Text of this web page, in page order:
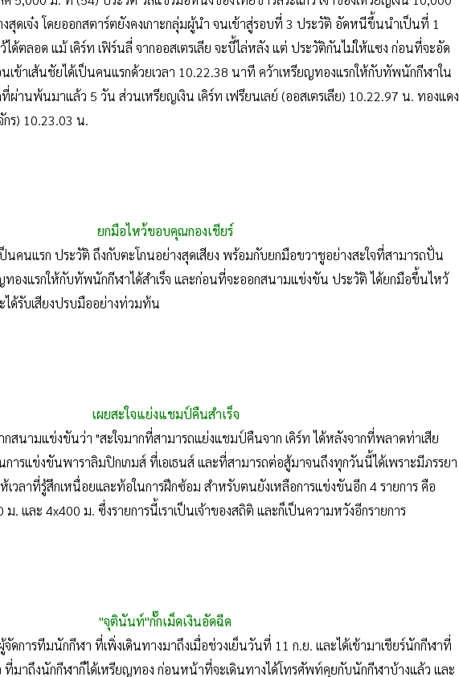
งสุดเจ๋ง โดยออกสตาร์ตยังคงเกาะกลุ่มผู้นำ จนเข้าสู่รอบที่ 3 ประวัติ อัดหนีขึ้นนำเป็นที่ 1
ได้ตลอด แม้ เคิร์ท เฟิร์นลี่ จากออสเตรเลีย จะบี้ไล่หลัง แต่ ประวัติกันไม่ให้แซง ก่อนที่จะอัด
เข้าเส้นชัยได้เป็นคนแรกด้วยเวลา 10.22.38 นาที คว้าเหรียญทองแรกให้กับทัพนักกีฬาใน
ผ่านพ้นมาแล้ว 5 วัน ส่วนเหรียญเงิน เคิร์ท เฟรียนเลย์ (ออสเตรเลีย) 10.22.97 น. ทองแดง
กร) 10.23.03 น.
ยกมือไหว้ขอบคุณกองเชียร์
นคนแรก ประวัติ ถึงกับตะโกนอย่างสุดเสียง พร้อมกับยกมือขวาชูอย่างสะใจที่สามารถปั่น
ทองแรกให้กับทัพนักกีฬาได้สำเร็จ และก่อนที่จะออกสนามแข่งขัน ประวัติ ได้ยกมือขึ้นไหว้
ด้รับเสียงปรบมืออย่างท่วมท้น
เผยสะใจแย่งแชมป์คืนสำเร็จ
กสนามแข่งขันว่า "สะใจมากที่สามารถแย่งแชมป์คืนจาก เคิร์ท ได้หลังจากที่พลาดท่าเสีย
ารแข่งขันพาราลิมปิกเกมส์ ที่เอเธนส์ และที่สามารถต่อสู้มาจนถึงทุกวันนี้ได้เพราะมีภรรยา
เวลาที่รู้สึกเหนื่อยและท้อในการฝึกซ้อม สำหรับตนยังเหลือการแข่งขันอีก 4 รายการ คือ
. และ 4x400 ม. ซึ่งรายการนี้เราเป็นเจ้าของสถิติ และก็เป็นความหวังอีกรายการ
"จุตินันท์"กั๊กเม็ดเงินอัดฉีด
การทีมนักกีฬา ที่เพิ่งเดินทางมาถึงเมื่อช่วงเย็นวันที่ 11 ก.ย. และได้เข้ามาเชียร์นักกีฬาที่
ที่มาถึงนักกีฬาก็ได้เหรียญทอง ก่อนหน้าที่จะเดินทางได้โทรศัพท์คุยกับนักกีฬาบ้างแล้ว และ